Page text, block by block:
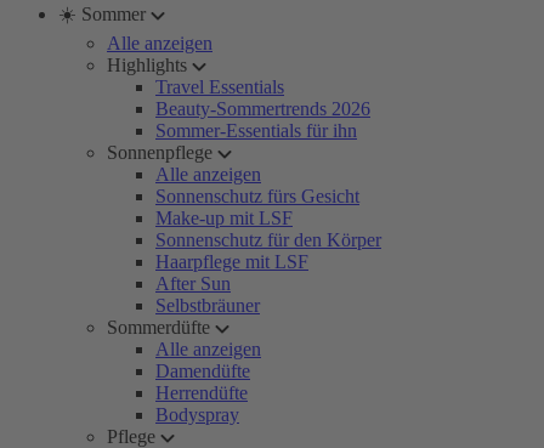
☀️ Sommer
Alle anzeigen
Highlights
Travel Essentials
Beauty-Sommertrends 2026
Sommer-Essentials für ihn
Sonnenpflege
Alle anzeigen
Sonnenschutz fürs Gesicht
Make-up mit LSF
Sonnenschutz für den Körper
Haarpflege mit LSF
After Sun
Selbstbräuner
Sommerdüfte
Alle anzeigen
Damendüfte
Herrendüfte
Bodyspray
Pflege